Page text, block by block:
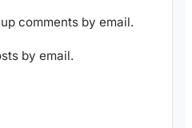
comments by email.
by email.